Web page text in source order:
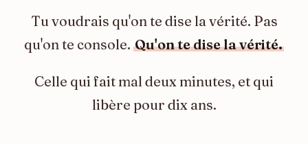
Tu voudrais qu'on te dise la vérité. Pas
qu'on te console. Qu'on te dise la vérité.
Celle qui fait mal deux minutes, et qui
libère pour dix ans.